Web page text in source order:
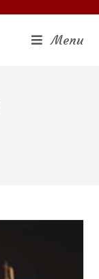
Menu